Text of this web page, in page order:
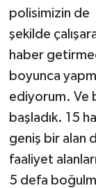
polisimizin de
şekilde
haber
boyunca
ediyorum. Ve
başladık. 15
geniş bir alan
faaliyet
5 defa